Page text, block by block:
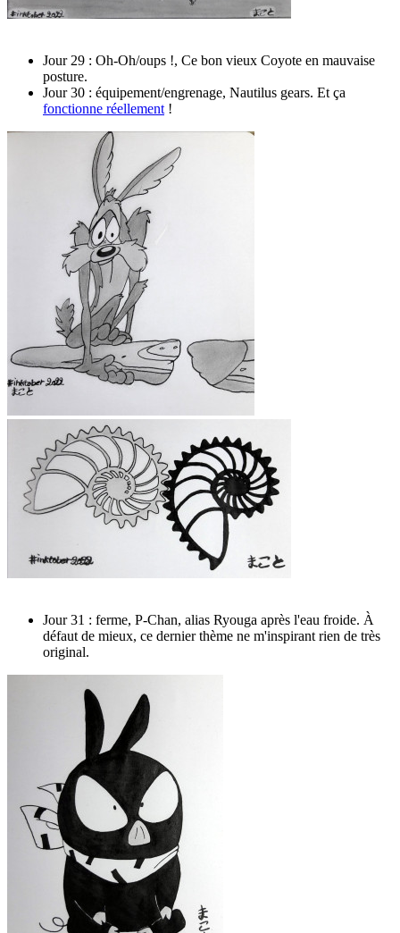
Jour 29 : Oh-Oh/oups !, Ce bon vieux Coyote en mauvaise
posture.
Jour 30 : équipement/engrenage, Nautilus gears. Et ça
fonctionne réellement !
Jour 31 : ferme, P-Chan, alias Ryouga après l'eau froide. À
défaut de mieux, ce dernier thème ne m'inspirant rien de très
original.